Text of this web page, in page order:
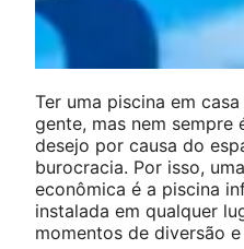
Ter uma piscina em
gente, mas nem sempre
desejo por causa do
burocracia. Por isso,
econômica é a piscina
instalada em qualquer
momentos de diversão